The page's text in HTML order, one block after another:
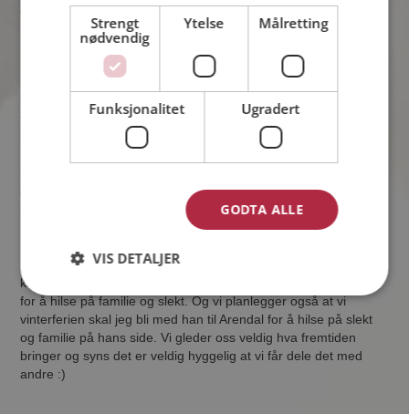
Jeg elsker Andreas. "Du er min og jeg er din. Oss to, for all tid!"
Fremtiden blir romantisk. Jeg bor nå på skolen jeg går, altså på
internat og han bor i leilighet. Til neste høst nå skal jeg
begynne på kunstskole og han skal fortsette å jobbe så da
flytter vi sammen til sommeren. Vi skal finne oss et koselig
kryp-inn som vi kan leie til jeg er ferdig med utdanningen min.
oppvokst i, men det igjen kan bli en stund til så vi får bare vente
Nå i nærmeste framtid skal han gjøre sitt beste for å kunne
komme hjem til meg på Nordmøre(Aure) i slutten av juleferien
for å hilse på familie og slekt. Og vi planlegger også at vi
vinterferien skal jeg bli med han til Arendal for å hilse på slekt
og familie på hans side. Vi gleder oss veldig hva fremtiden
bringer og syns det er veldig hyggelig at vi får dele det med
andre :)
Strengt
nødvendig
Ytelse Målretting
Funksjonalitet Ugradert
GODTA ALLE
VIS DETALJER